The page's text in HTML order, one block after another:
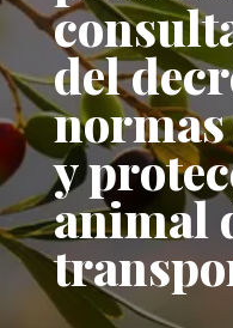
del
y
animal